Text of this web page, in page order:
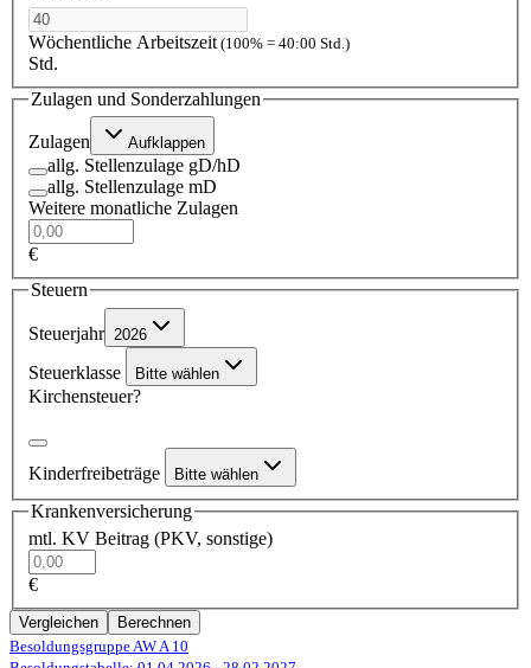
Wöchentliche Arbeitszeit (100% = 40:00 Std.)
Std.
Zulagen und Sonderzahlungen
Zulagen Aufklappen
allg. Stellenzulage gD/hD
allg. Stellenzulage mD
Weitere monatliche Zulagen
€
Steuern
Steuerjahr 2026
Steuerklasse Bitte wählen
Kirchensteuer?
Kinderfreibeträge Bitte wählen
Krankenversicherung
mtl. KV Beitrag (PKV, sonstige)
€
Vergleichen
Berechnen
Besoldungsgruppe AW A 10